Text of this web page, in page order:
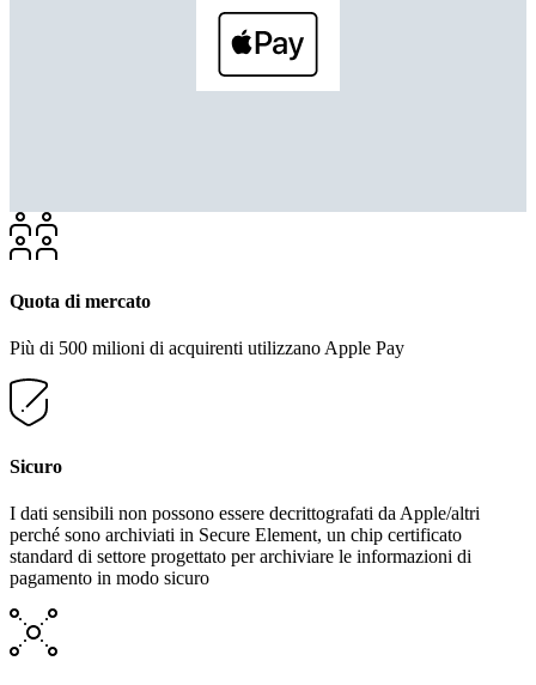
Quota di mercato
Più di 500 milioni di acquirenti utilizzano Apple Pay
Sicuro
I dati sensibili non possono essere decrittografati da Apple/altri
perché sono archiviati in Secure Element, un chip certificato
standard di settore progettato per archiviare le informazioni di
pagamento in modo sicuro